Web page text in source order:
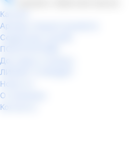
Каталог
Аренда специнструмента
Сервисная служба
ПОКУПАТЕЛЯМ
Доставка и Оплата
ЛИЗИНГ И КРЕДИТ
Новости
О компании
Контакты